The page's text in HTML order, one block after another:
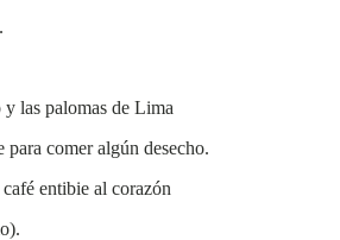
las palomas de Lima
para comer algún desecho.
entibie al corazón